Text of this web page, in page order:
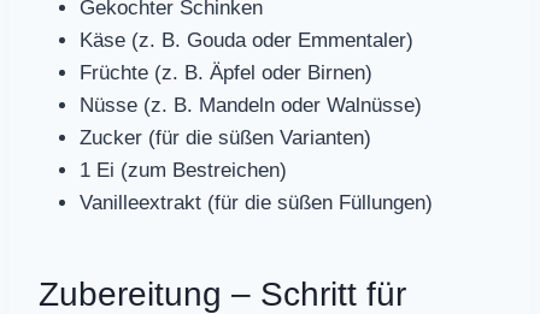
Gekochter Schinken
Käse (z. B. Gouda oder Emmentaler)
Früchte (z. B. Äpfel oder Birnen)
Nüsse (z. B. Mandeln oder Walnüsse)
Zucker (für die süßen Varianten)
1 Ei (zum Bestreichen)
Vanilleextrakt (für die süßen Füllungen)
Zubereitung – Schritt für